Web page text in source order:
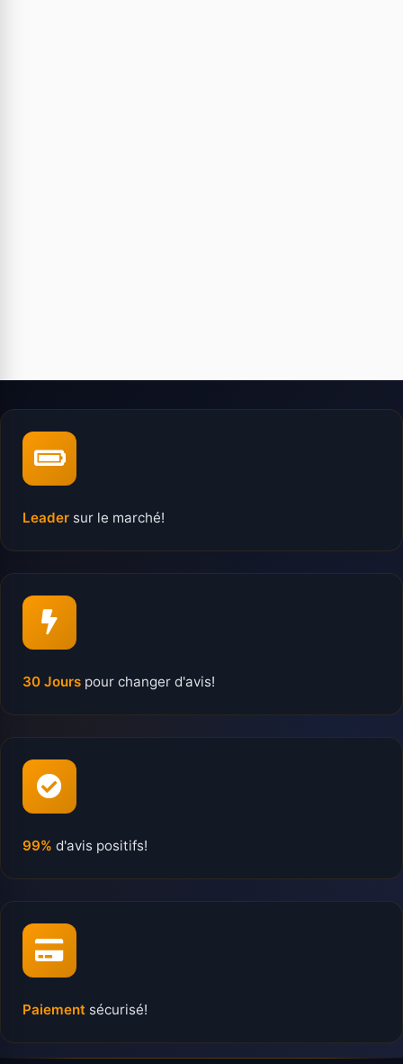
Leader sur le marché!
30 Jours pour changer d'avis!
99% d'avis positifs!
Paiement sécurisé!